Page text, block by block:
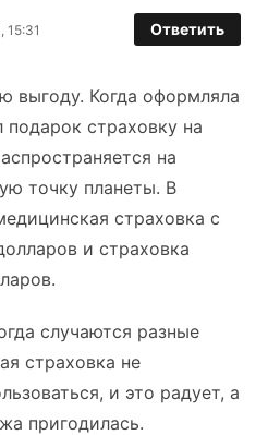
15:31 Ответить
выгоду. Когда оформляла
подарок страховку на
на
точку планеты. В
страховка с
и страховка
случаются разные
страховка не
и это радует, а
пригодилась.